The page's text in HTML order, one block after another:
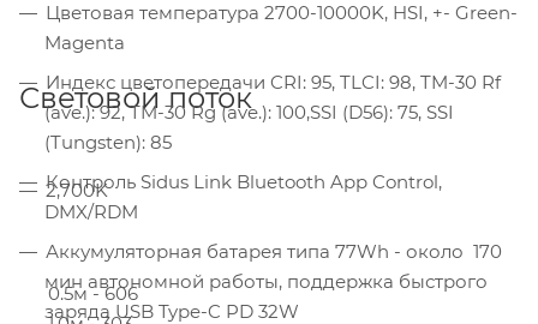
Цветовая температура 2700-10000K, HSI, +- Green-
Magenta
Индекс цветопередачи CRI: 95, TLCI: 98, TM-30 Rf
(ave.): 92, TM-30 Rg (ave.): 100,SSI (D56): 75, SSI
(Tungsten): 85
Контроль Sidus Link Bluetooth App Control,
DMX/RDM
Аккумуляторная батарея типа 77Wh - около 170
мин автономной работы, поддержка быстрого
заряда USB Type-C PD 32W
Световой поток
2,700K
0.5м - 606